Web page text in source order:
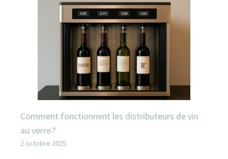
Comment fonctionnent les distributeurs de vin
au verre ?
2 octobre 2025